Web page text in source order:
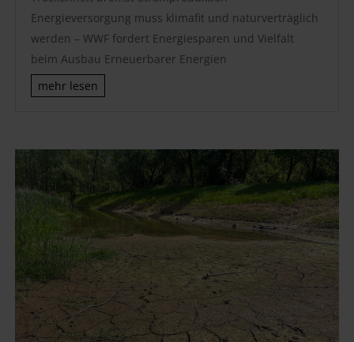
Energieversorgung muss klimafit und naturverträglich
werden – WWF fordert Energiesparen und Vielfalt
beim Ausbau Erneuerbarer Energien
mehr lesen